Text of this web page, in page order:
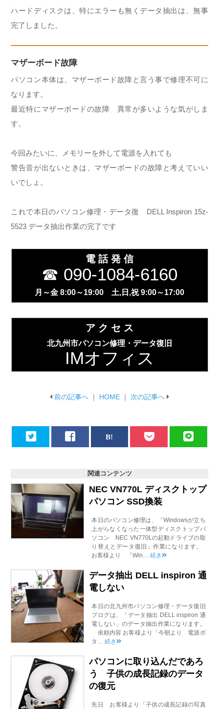
ハードディスクは、特にエラーも無くデータ抽出は、無事
完了しました。
マザーボード故障
パソコン本体は、マザーボード故障と言う事で修理不可に
なります。
最近特にマザーボードの故障 異常が多いような気がしま
す。
今回みたいに、メモリーを外して電源を入れても
警告音が出ないときは、マザーボードの故障と考えていい
いでしょ。
これで本日のパソコン修理・データ復 DELL Inspiron 15z-
5523 データ抽出作業の完了です
電 話 発 信
☎ 090-1084-6160
月～金 8:00～19:00 土,日,祝 9:00～17:00
ア ク セ ス
北九州市パソコン修理・データ復旧
IMオフィス
前の記事へ ｜ HOME ｜ 次の記事へ
関連コンテンツ
NEC VN770L ディスクトップ
パソコン SSD換装
本日のパソコン修理は、「Windowsが立ち
上がらなくなった一体型ディスクトップパ
ソコン NEC VN770Lの起動ドライブの取
り替えとデータ復旧」作業になります。
お客様より 「Win…続き
データ抽出 DELL inspiron 通
電しない
本日の北九州市パソコン修理・データ復旧
ブログは、「データ抽出 DELL inspiron 通
電しない」のデータ抽出作業になります。
依頼内容 お客様より「今朝より 電源ボ
タ…続き
パソコンに取り込んだであろ
う 子供の成長記録のデータ
の復元
先日 お客様より「子供の成長記録の写真